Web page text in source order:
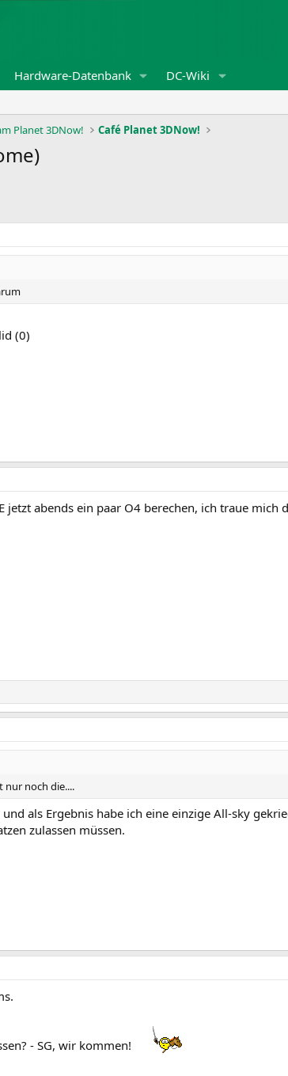
Hardware-Datenbank DC-Wiki
Planet 3DNow! Café Planet 3DNow!
(0)
jetzt abends ein paar O4 berechen, ich traue mich
nur noch die....
als Ergebnis habe ich eine einzige All-sky
zulassen müssen.
- SG, wir kommen!